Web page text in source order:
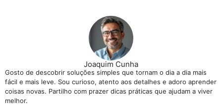
Joaquim Cunha
Gosto de descobrir soluções simples que tornam o dia a dia mais
fácil e mais leve. Sou curioso, atento aos detalhes e adoro aprender
coisas novas. Partilho com prazer dicas práticas que ajudam a viver
melhor.